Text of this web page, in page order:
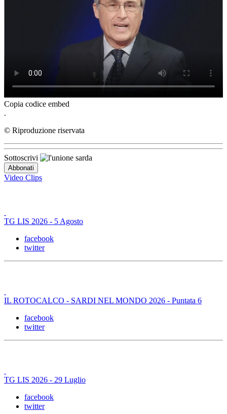
Copia codice embed
.
© Riproduzione riservata
Sottoscrivi
Video Clips
TG LIS 2026 - 5 Agosto
facebook
twitter
IL ROTOCALCO - SARDI NEL MONDO 2026 - Puntata 6
facebook
twitter
TG LIS 2026 - 29 Luglio
facebook
twitter